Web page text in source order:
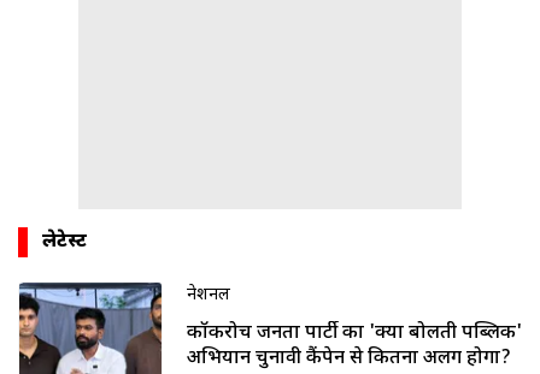
लेटेस्ट
नेशनल
कॉकरोच जनता पार्टी का 'क्या बोलती पब्लिक'
अभियान चुनावी कैंपेन से कितना अलग होगा?